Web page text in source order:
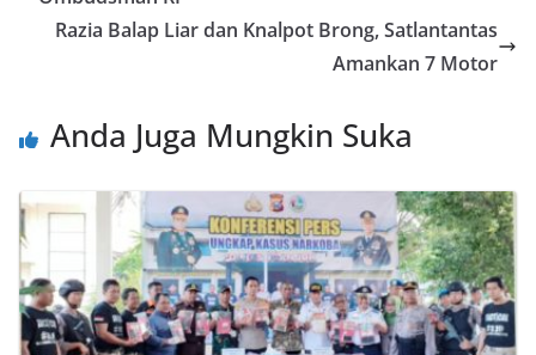
Razia Balap Liar dan Knalpot Brong, Satlantantas
Amankan 7 Motor
Anda Juga Mungkin Suka